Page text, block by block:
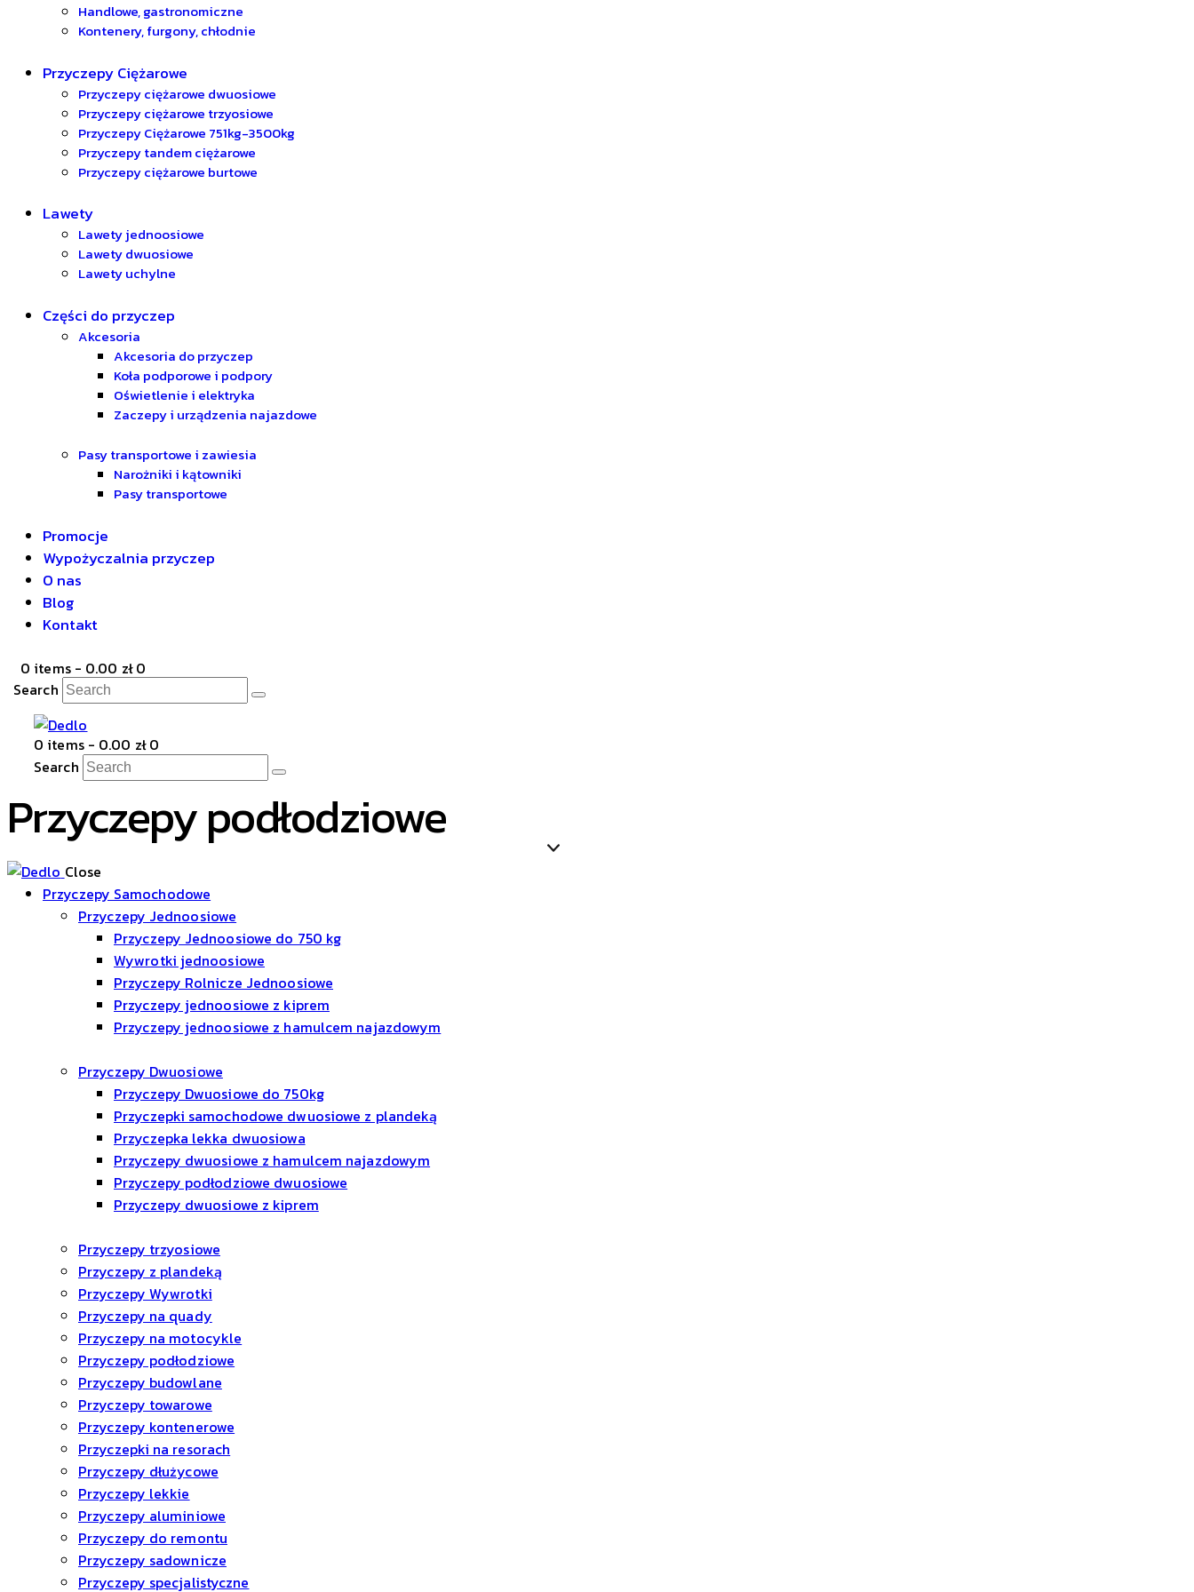
Handlowe, gastronomiczne
Kontenery, furgony, chłodnie
Przyczepy Ciężarowe
Przyczepy ciężarowe dwuosiowe
Przyczepy ciężarowe trzyosiowe
Przyczepy Ciężarowe 751kg-3500kg
Przyczepy tandem ciężarowe
Przyczepy ciężarowe burtowe
Lawety
Lawety jednoosiowe
Lawety dwuosiowe
Lawety uchylne
Części do przyczep
Akcesoria
Akcesoria do przyczep
Koła podporowe i podpory
Oświetlenie i elektryka
Zaczepy i urządzenia najazdowe
Pasy transportowe i zawiesia
Narożniki i kątowniki
Pasy transportowe
Promocje
Wypożyczalnia przyczep
O nas
Blog
Kontakt
0 items - 0.00 zł 0
Search
0 items - 0.00 zł 0
Search
Przyczepy podłodziowe
Close
Przyczepy Samochodowe
Przyczepy Jednoosiowe
Przyczepy Jednoosiowe do 750 kg
Wywrotki jednoosiowe
Przyczepy Rolnicze Jednoosiowe
Przyczepy jednoosiowe z kiprem
Przyczepy jednoosiowe z hamulcem najazdowym
Przyczepy Dwuosiowe
Przyczepy Dwuosiowe do 750kg
Przyczepki samochodowe dwuosiowe z plandeką
Przyczepka lekka dwuosiowa
Przyczepy dwuosiowe z hamulcem najazdowym
Przyczepy podłodziowe dwuosiowe
Przyczepy dwuosiowe z kiprem
Przyczepy trzyosiowe
Przyczepy z plandeką
Przyczepy Wywrotki
Przyczepy na quady
Przyczepy na motocykle
Przyczepy podłodziowe
Przyczepy budowlane
Przyczepy towarowe
Przyczepy kontenerowe
Przyczepki na resorach
Przyczepy dłużycowe
Przyczepy lekkie
Przyczepy aluminiowe
Przyczepy do remontu
Przyczepy sadownicze
Przyczepy specjalistyczne